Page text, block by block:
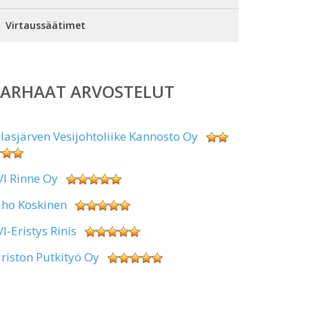
Virtaussäätimet
ARVOSTELUT
Vesijohtoliike Kannosto Oy
Rinne Oy
Koskinen
Eristys Rinis
Putkityö Oy